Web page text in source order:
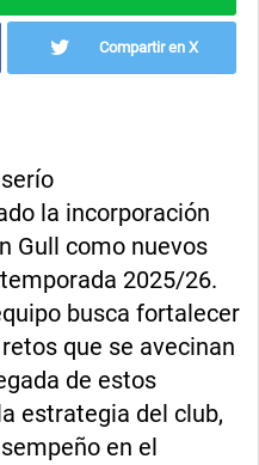
Compartir en X
la incorporación
Gull como nuevos
2025/26.
busca fortalecer
que se avecinan
de estos
estrategia del club,
en el